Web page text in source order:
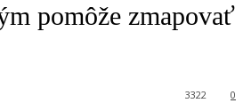
pomôže zmapovať
0
3322